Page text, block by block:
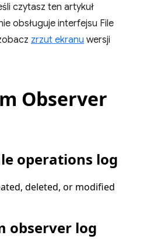
czytasz ten artykuł
obsługuje interfejsu File
zrzut ekranu wersji